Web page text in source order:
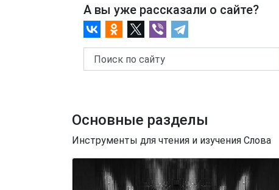
А вы уже рассказали о сайте?
Основные разделы
Инструменты для чтения и изучения Слова